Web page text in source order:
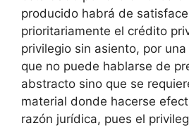
producido habrá de
prioritariamente el crédito
privilegio sin asiento, por
que no puede hablarse de
abstracto sino que se
material donde hacerse
razón jurídica, pues el